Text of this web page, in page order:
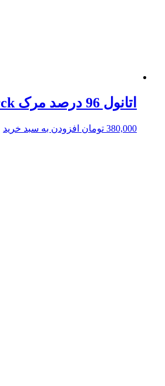
اتانول 96 درصد مرک Merck
380,000 تومان افزودن به سبد خرید